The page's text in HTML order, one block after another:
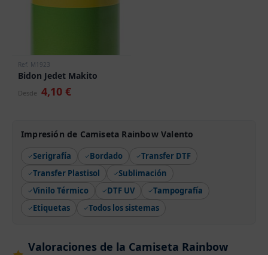
Ref. M1923
Bidon Jedet Makito
Desde 4,10 €
Impresión de Camiseta Rainbow Valento
Serigrafía Bordado
Transfer DTF
Transfer Plastisol
Sublimación
Vinilo Térmico
DTF UV
Tampografía
Etiquetas
Todos los sistemas
Valoraciones de la Camiseta Rainbow